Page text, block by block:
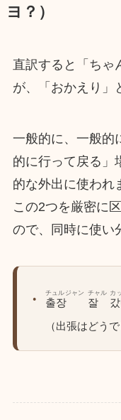
ヨ？）
直訳すると「ちゃ
が、「おかえり」
一般的に、一般的
的に行って戻る」
的な外出に使われ
この2つを厳密に
ので、同時に使い
출장
チュルジャン
잘
チャル カ
（出張はどう